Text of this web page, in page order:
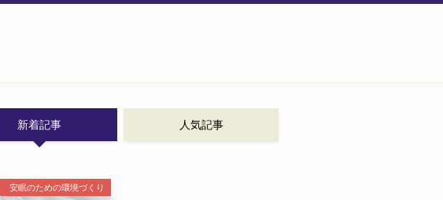
新着記事 人気記事
安眠のための環境づくり